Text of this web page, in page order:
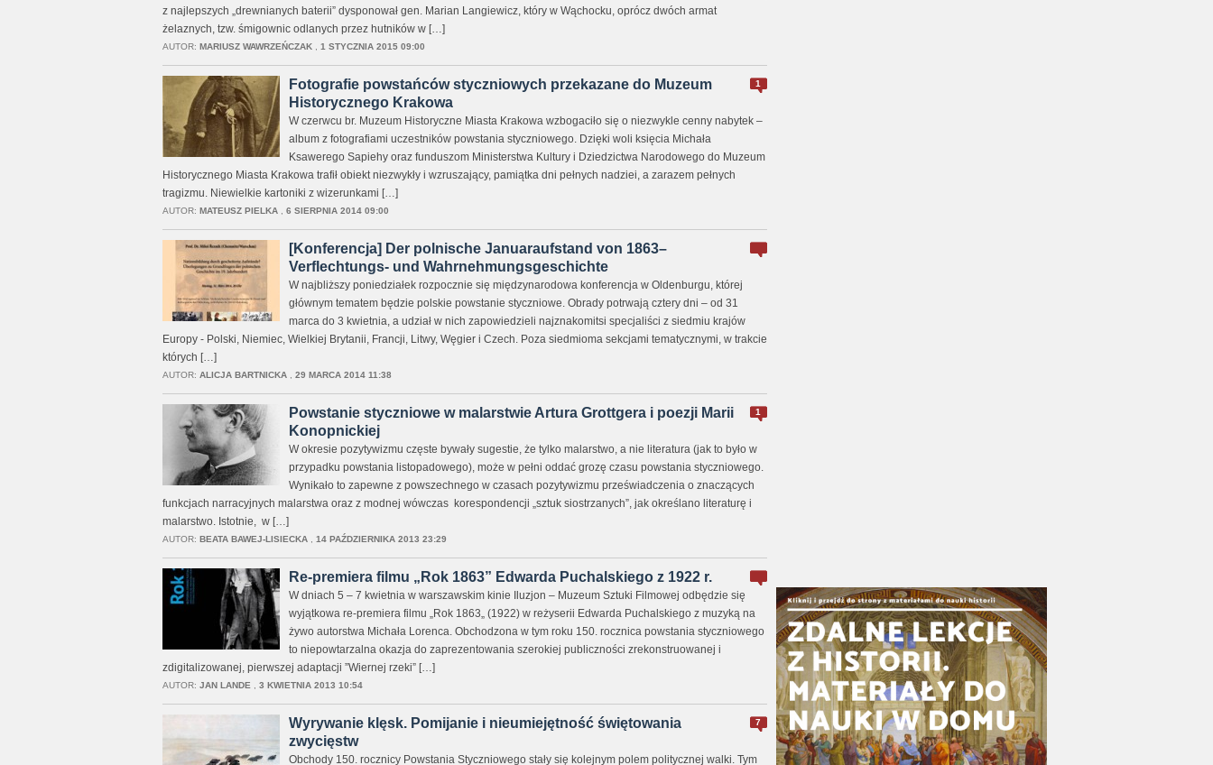
z najlepszych „drewnianych baterii” dysponował gen. Marian Langiewicz, który w Wąchocku, oprócz dwóch armat
żelaznych, tzw. śmigownic odlanych przez hutników w […]
AUTOR: MARIUSZ WAWRZEŃCZAK, 1 STYCZNIA 2015 09:00
1
Fotografie powstańców styczniowych przekazane do Muzeum
Historycznego Krakowa
W czerwcu br. Muzeum Historyczne Miasta Krakowa wzbogaciło się o niezwykle cenny nabytek –
album z fotografiami uczestników powstania styczniowego. Dzięki woli księcia Michała
Ksawerego Sapiehy oraz funduszom Ministerstwa Kultury i Dziedzictwa Narodowego do Muzeum
Historycznego Miasta Krakowa trafił obiekt niezwykły i wzruszający, pamiątka dni pełnych nadziei, a zarazem pełnych
tragizmu. Niewielkie kartoniki z wizerunkami […]
AUTOR: MATEUSZ PIELKA, 6 SIERPNIA 2014 09:00
[Konferencja] Der polnische Januaraufstand von 1863–
Verflechtungs- und Wahrnehmungsgeschichte
W najbliższy poniedziałek rozpocznie się międzynarodowa konferencja w Oldenburgu, której
głównym tematem będzie polskie powstanie styczniowe. Obrady potrwają cztery dni – od 31
marca do 3 kwietnia, a udział w nich zapowiedzieli najznakomitsi specjaliści z siedmiu krajów
Europy - Polski, Niemiec, Wielkiej Brytanii, Francji, Litwy, Węgier i Czech. Poza siedmioma sekcjami tematycznymi, w trakcie
których […]
AUTOR: ALICJA BARTNICKA, 29 MARCA 2014 11:38
1
Powstanie styczniowe w malarstwie Artura Grottgera i poezji Marii
Konopnickiej
W okresie pozytywizmu częste bywały sugestie, że tylko malarstwo, a nie literatura (jak to było w
przypadku powstania listopadowego), może w pełni oddać grozę czasu powstania styczniowego.
Wynikało to zapewne z powszechnego w czasach pozytywizmu przeświadczenia o znaczących
funkcjach narracyjnych malarstwa oraz z modnej wówczas korespondencji „sztuk siostrzanych”, jak określano literaturę i
malarstwo. Istotnie, w […]
AUTOR: BEATA BAWEJ-LISIECKA, 14 PAŹDZIERNIKA 2013 23:29
Re-premiera filmu „Rok 1863” Edwarda Puchalskiego z 1922 r.
W dniach 5 – 7 kwietnia w warszawskim kinie Iluzjon – Muzeum Sztuki Filmowej odbędzie się
wyjątkowa re-premiera filmu „Rok 1863„ (1922) w reżyserii Edwarda Puchalskiego z muzyką na
żywo autorstwa Michała Lorenca. Obchodzona w tym roku 150. rocznica powstania styczniowego
to niepowtarzalna okazja do zaprezentowania szerokiej publiczności zrekonstruowanej i
zdigitalizowanej, pierwszej adaptacji ”Wiernej rzeki” […]
AUTOR: JAN LANDE 3 KWIETNIA 2013 10:54
7
Wyrywanie klęsk. Pomijanie i nieumiejętność świętowania
zwycięstw
Obchody 150. rocznicy Powstania Styczniowego stały się kolejnym polem politycznej walki. Tym